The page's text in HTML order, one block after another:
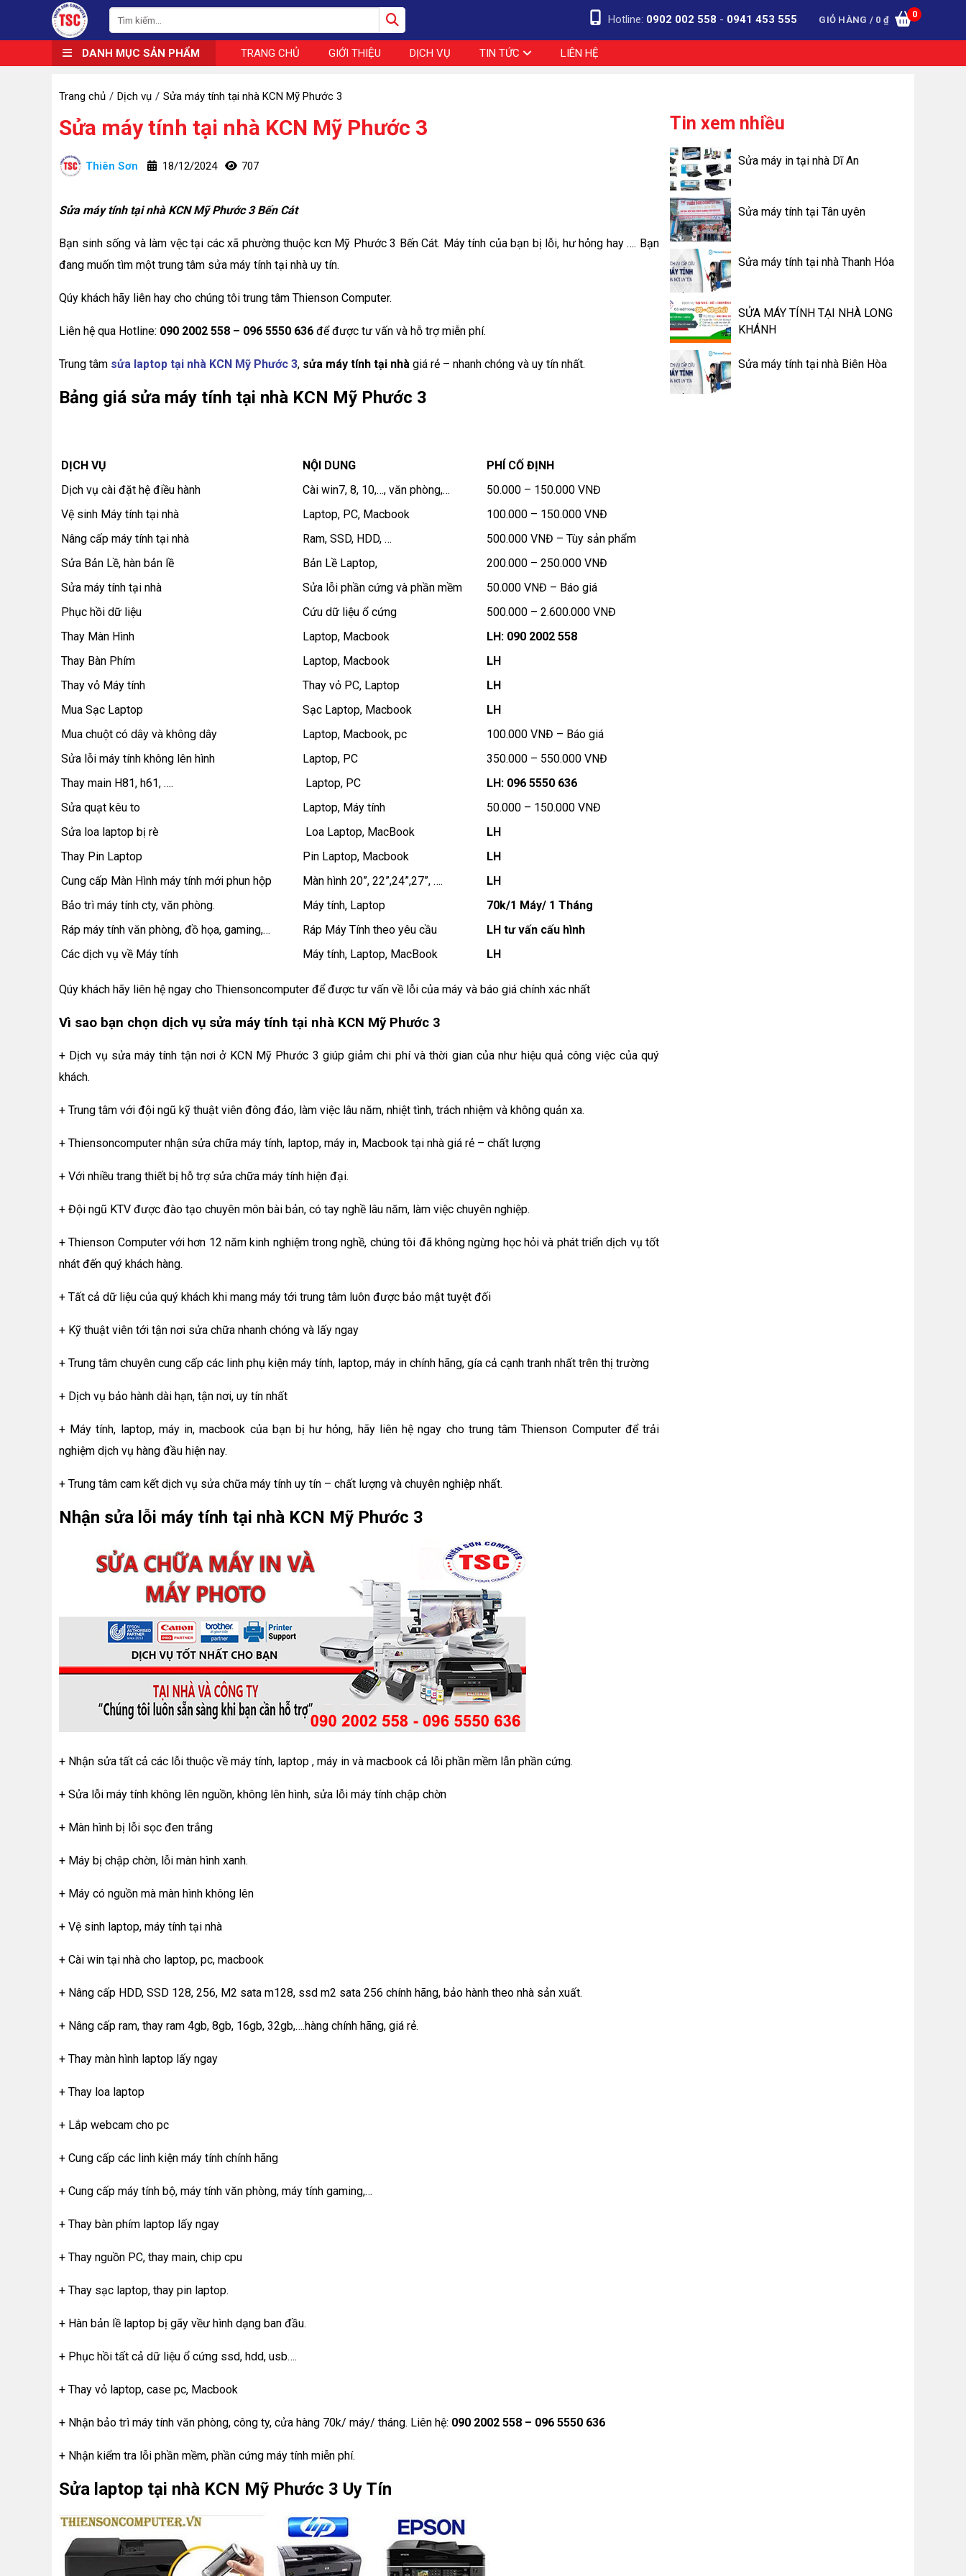
GIỎ HÀNG / 0 ₫
0
Hotline: 0902 002 558 - 0941 453 555
DANH MỤC SẢN PHẨM TRANG CHỦ GIỚI THIỆU DỊCH VỤ TIN TỨC LIÊN HỆ
Trang chủ Dịch vụ Sửa máy tính tại nhà KCN Mỹ Phước 3
Sửa máy tính tại nhà KCN Mỹ Phước 3
Thiên Sơn 18/12/2024 707
Sửa máy tính tại nhà KCN Mỹ Phước 3 Bến Cát
Bạn sinh sống và làm vệc tại các xã phường thuộc kcn Mỹ Phước 3 Bến Cát. Máy tính của bạn bị lỗi, hư hỏng hay …. Bạn
đang muốn tìm một trung tâm sửa máy tính tại nhà uy tín.
Qúy khách hãy liên hay cho chúng tôi trung tâm Thienson Computer.
Liên hệ qua Hotline: 090 2002 558 – 096 5550 636 để được tư vấn và hỗ trợ miễn phí.
Trung tâm sửa laptop tại nhà KCN Mỹ Phước 3, sửa máy tính tại nhà giá rẻ – nhanh chóng và uy tín nhất.
Bảng giá sửa máy tính tại nhà KCN Mỹ Phước 3
DỊCH VỤ NỘI DUNG
PHÍ CỐ ĐỊNH
Dịch vụ cài đặt hệ điều hành
Cài win7, 8, 10,…, văn phòng,…
50.000 – 150.000 VNĐ
Vệ sinh Máy tính tại nhà
Laptop, PC, Macbook
100.000 – 150.000 VNĐ
Nâng cấp máy tính tại nhà
Ram, SSD, HDD, …
500.000 VNĐ – Tùy sản phẩm
Sửa Bản Lề, hàn bản lề
Bản Lề Laptop,
200.000 – 250.000 VNĐ
Sửa máy tính tại nhà
Sửa lỗi phần cứng và phần mềm
50.000 VNĐ – Báo giá
Phục hồi dữ liệu
Cứu dữ liệu ổ cứng
500.000 – 2.600.000 VNĐ
Thay Màn Hình
Laptop, Macbook
LH: 090 2002 558
Thay Bàn Phím
Laptop, Macbook
LH
Thay vỏ Máy tính
Thay vỏ PC, Laptop
LH
Mua Sạc Laptop
Sạc Laptop, Macbook
LH
Mua chuột có dây và không dây
Laptop, Macbook, pc
100.000 VNĐ – Báo giá
Sửa lỗi máy tính không lên hình
Laptop, PC
350.000 – 550.000 VNĐ
Thay main H81, h61, ….
Laptop, PC
LH: 096 5550 636
Sửa quạt kêu to
Laptop, Máy tính
50.000 – 150.000 VNĐ
Sửa loa laptop bị rè
Loa Laptop, MacBook
LH
Thay Pin Laptop
Pin Laptop, Macbook
LH
Cung cấp Màn Hình máy tính mới phun hộp
Màn hình 20”, 22”,24”,27”, ….
LH
Bảo trì máy tính cty, văn phòng.
Máy tính, Laptop
70k/1 Máy/ 1 Tháng
Ráp máy tính văn phòng, đồ họa, gaming,…
Ráp Máy Tính theo yêu cầu
LH tư vấn cấu hình
Các dịch vụ về Máy tính
Máy tính, Laptop, MacBook LH
Qúy khách hãy liên hệ ngay cho Thiensoncomputer để được tư vấn về lỗi của máy và báo giá chính xác nhất
Vì sao bạn chọn dịch vụ sửa máy tính tại nhà KCN Mỹ Phước 3
+ Dịch vụ sửa máy tính tận nơi ở KCN Mỹ Phước 3 giúp giảm chi phí và thời gian của như hiệu quả công việc của quý
khách.
+ Trung tâm với đội ngũ kỹ thuật viên đông đảo, làm việc lâu năm, nhiệt tình, trách nhiệm và không quản xa.
+ Thiensoncomputer nhận sửa chữa máy tính, laptop, máy in, Macbook tại nhà giá rẻ – chất lượng
+ Với nhiều trang thiết bị hỗ trợ sửa chữa máy tính hiện đại.
+ Đội ngũ KTV được đào tạo chuyên môn bài bản, có tay nghề lâu năm, làm việc chuyên nghiệp.
+ Thienson Computer với hơn 12 năm kinh nghiệm trong nghề, chúng tôi đã không ngừng học hỏi và phát triển dịch vụ tốt
nhát đến quý khách hàng.
+ Tất cả dữ liệu của quý khách khi mang máy tới trung tâm luôn được bảo mật tuyệt đối
+ Kỹ thuật viên tới tận nơi sửa chữa nhanh chóng và lấy ngay
+ Trung tâm chuyên cung cấp các linh phụ kiện máy tính, laptop, máy in chính hãng, gía cả cạnh tranh nhất trên thị trường
+ Dịch vụ bảo hành dài hạn, tận nơi, uy tín nhất
+ Máy tính, laptop, máy in, macbook của bạn bị hư hỏng, hãy liên hệ ngay cho trung tâm Thienson Computer để trải
nghiệm dịch vụ hàng đầu hiện nay.
+ Trung tâm cam kết dịch vụ sửa chữa máy tính uy tín – chất lượng và chuyên nghiệp nhất.
Nhận sửa lỗi máy tính tại nhà KCN Mỹ Phước 3
+ Nhận sửa tất cả các lỗi thuộc về máy tính, laptop , máy in và macbook cả lỗi phần mềm lẫn phần cứng.
+ Sửa lỗi máy tính không lên nguồn, không lên hình, sửa lỗi máy tính chập chờn
+ Màn hình bị lỗi sọc đen trắng
+ Máy bị chập chờn, lỗi màn hình xanh.
+ Máy có nguồn mà màn hình không lên
+ Vệ sinh laptop, máy tính tại nhà
+ Cài win tại nhà cho laptop, pc, macbook
+ Nâng cấp HDD, SSD 128, 256, M2 sata m128, ssd m2 sata 256 chính hãng, bảo hành theo nhà sản xuất.
+ Nâng cấp ram, thay ram 4gb, 8gb, 16gb, 32gb,….hàng chính hãng, giá rẻ.
+ Thay màn hình laptop lấy ngay
+ Thay loa laptop
+ Lắp webcam cho pc
+ Cung cấp các linh kiện máy tính chính hãng
+ Cung cấp máy tính bộ, máy tính văn phòng, máy tính gaming,…
+ Thay bàn phím laptop lấy ngay
+ Thay nguồn PC, thay main, chip cpu
+ Thay sạc laptop, thay pin laptop.
+ Hàn bản lề laptop bị gãy vềư hình dạng ban đầu.
+ Phục hồi tất cả dữ liệu ổ cứng ssd, hdd, usb….
+ Thay vỏ laptop, case pc, Macbook
+ Nhận bảo trì máy tính văn phòng, công ty, cửa hàng 70k/ máy/ tháng. Liên hệ: 090 2002 558 – 096 5550 636
+ Nhận kiểm tra lỗi phần mềm, phần cứng máy tính miễn phí.
Sửa laptop tại nhà KCN Mỹ Phước 3 Uy Tín
Tin xem nhiều
Sửa máy in tại nhà Dĩ An
Sửa máy tính tại Tân uyên
Sửa máy tính tại nhà Thanh Hóa
SỬA MÁY TÍNH TẠI NHÀ LONG
KHÁNH
Sửa máy tính tại nhà Biên Hòa